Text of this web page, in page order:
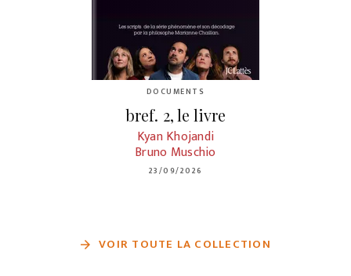
DOCUMENTS
bref. 2, le livre
Kyan Khojandi
Bruno Muschio
23/09/2026
arrow_forward VOIR TOUTE LA COLLECTION